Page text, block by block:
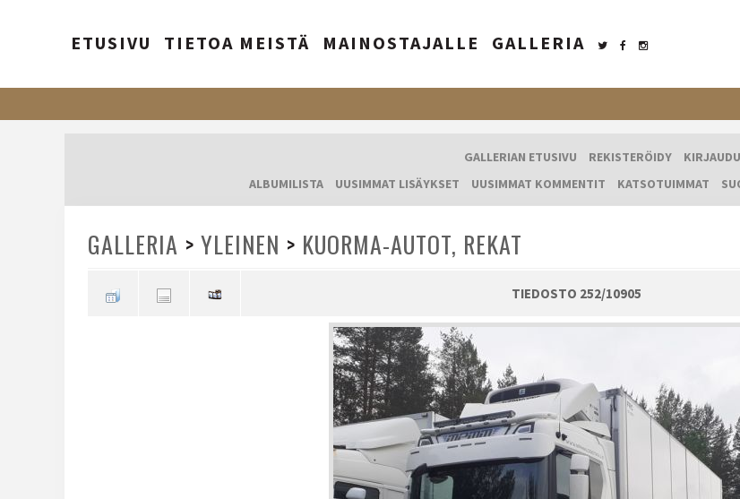
ETUSIVU TIETOA MEISTÄ MAINOSTAJALLE GALLERIA
GALLERIAN ETUSIVU REKISTERÖIDY
KIRJAUDU
ALBUMILISTA
UUSIMMAT LISÄYKSET UUSIMMAT KOMMENTIT KATSOTUIMMAT
GALLERIA > YLEINEN > KUORMA-AUTOT, REKAT
TIEDOSTO 252/10905